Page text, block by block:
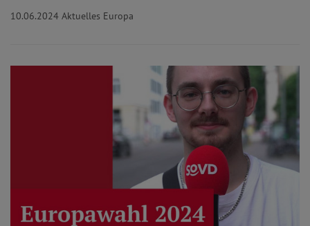
10.06.2024 Aktuelles Europa